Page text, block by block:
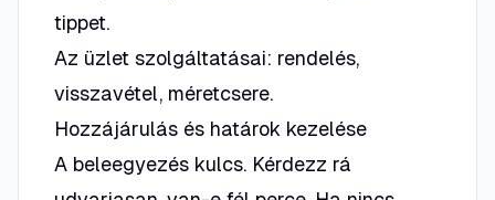
tippet.
Az üzlet szolgáltatásai: rendelés,
visszavétel, méretcsere.
Hozzájárulás és határok kezelése
A beleegyezés kulcs. Kérdezz rá